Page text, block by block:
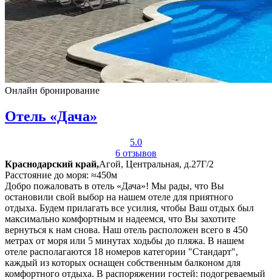
Онлайн бронирование
Отель «Дача»
5.0
6 отзывов
Краснодарский край,Агой, Центральная, д.27Г/2
Расстояние до моря: ≈450м
Добро пожаловать в отель «Дача»! Мы рады, что Вы
остановили свой выбор на нашем отеле для приятного
отдыха. Будем прилагать все усилия, чтобы Ваш отдых был
максимально комфортным и надеемся, что Вы захотите
вернуться к нам снова. Наш отель расположен всего в 450
метрах от моря или 5 минутах ходьбы до пляжа. В нашем
отеле располагаются 18 номеров категории "Стандарт",
каждый из которых оснащен собственным балконом для
комфортного отдыха. В распоряжении гостей: подогреваемый